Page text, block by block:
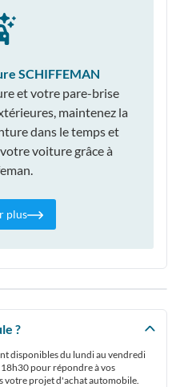
SCHIFFEMAN
et votre pare-brise
maintenez la
dans le temps et
voiture grâce à
plus
?
disponibles du lundi au vendredi
18h30 pour répondre à vos
votre projet d'achat automobile.